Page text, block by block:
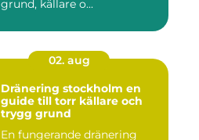
grund, källare o...
02. aug
Dränering stockholm en
guide till torr källare och
trygg grund
En fungerande dränering